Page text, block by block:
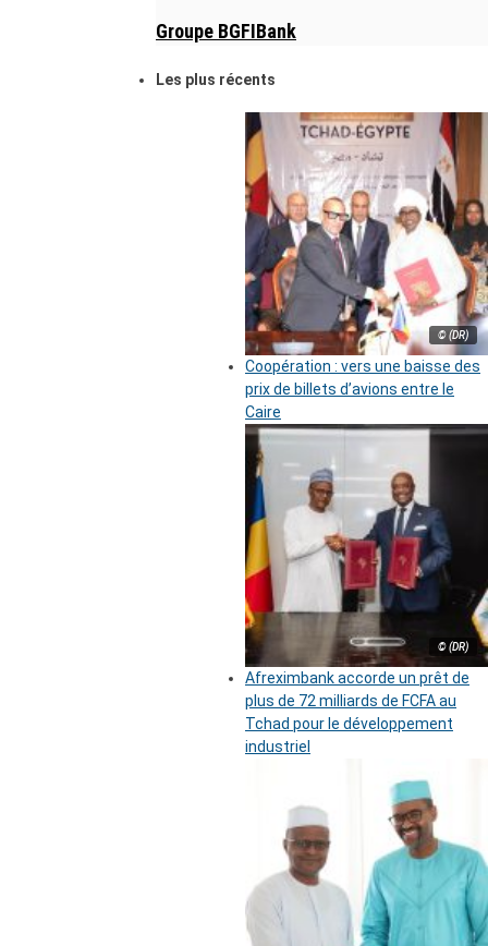
Groupe BGFIBank
Les plus récents
© (DR)
Coopération : vers une baisse des
prix de billets d’avions entre le
Caire
© (DR)
Afreximbank accorde un prêt de
plus de 72 milliards de FCFA au
Tchad pour le développement
industriel